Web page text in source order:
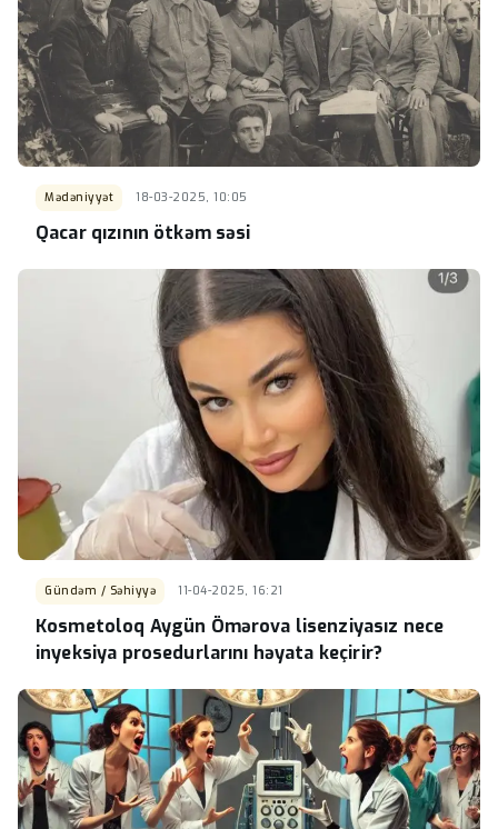
Mədəniyyət 18-03-2025, 10:05
Qacar qızının ötkəm səsi
Gündəm / Səhiyyə 11-04-2025, 16:21
Kosmetoloq Aygün Ömərova lisenziyasız nece
inyeksiya prosedurlarını həyata keçirir?